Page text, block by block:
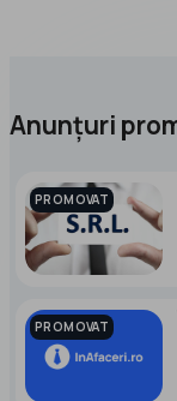
Anunțuri
PROMOVAT
PROMOVAT